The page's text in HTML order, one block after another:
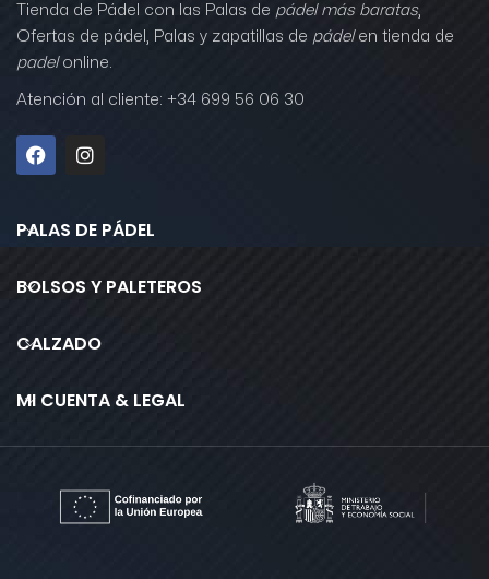
Tienda de Pádel con las Palas de pádel más baratas,
Ofertas de pádel, Palas y zapatillas de pádelen tienda de
padelonline.
Atención al cliente: +34 699 56 06 30
PALAS DE PÁDEL
BOLSOS Y PALETEROS
CALZADO
MI CUENTA & LEGAL